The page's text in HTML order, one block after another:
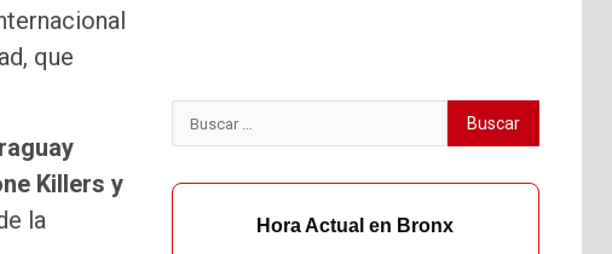
que
Killers y
la
Buscar:
Hora Actual en Bronx